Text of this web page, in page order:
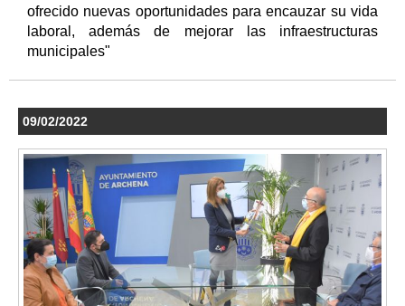
ofrecido nuevas oportunidades para encauzar su vida
laboral, además de mejorar las infraestructuras
municipales"
09/02/2022